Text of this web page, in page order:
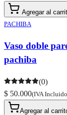
Agregar al
PACHIBA
Vaso doble
pachiba
(0)
$ 50.000(IVA
Agregar al